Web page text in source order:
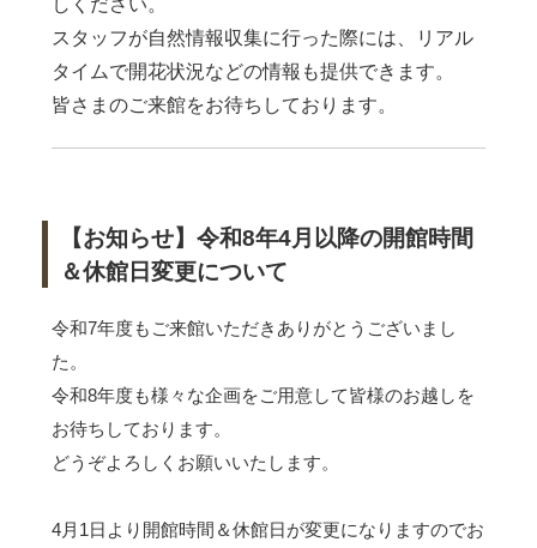
しください。
スタッフが自然情報収集に行った際には、リアル
タイムで開花状況などの情報も提供できます。
皆さまのご来館をお待ちしております。
【お知らせ】令和8年4月以降の開館時間
＆休館日変更について
令和7年度もご来館いただきありがとうございまし
た。
令和8年度も様々な企画をご用意して皆様のお越しを
お待ちしております。
どうぞよろしくお願いいたします。
4月1日より開館時間＆休館日が変更になりますのでお